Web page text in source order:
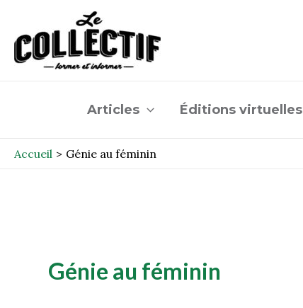
contenu
Articles Éditions virtuelles
Accueil Génie au féminin
Génie au féminin